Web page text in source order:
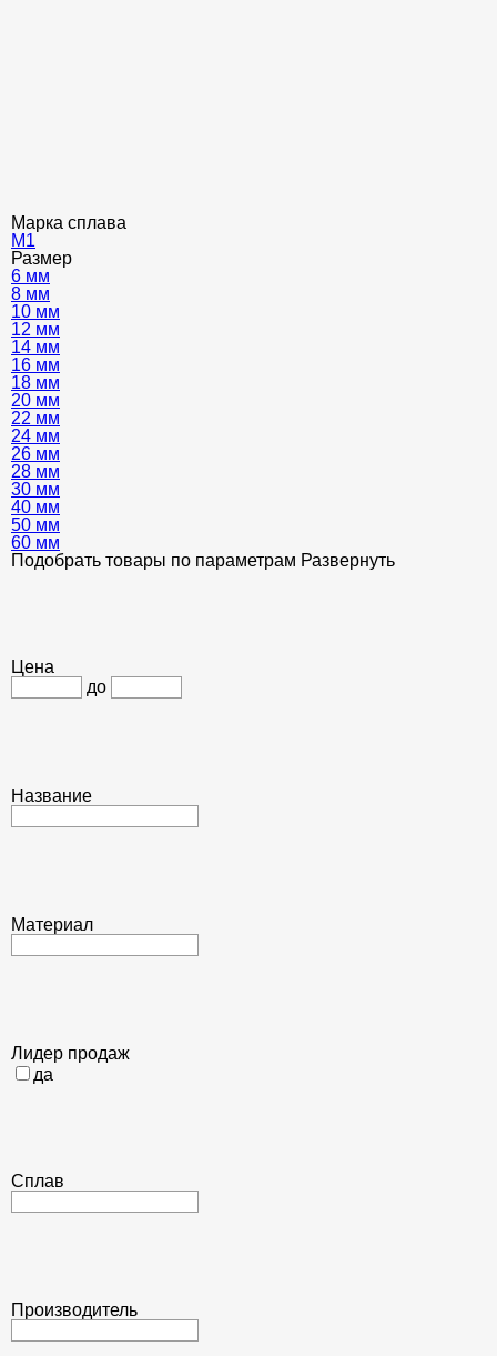
Марка сплава
М1
Размер
6 мм
8 мм
10 мм
12 мм
14 мм
16 мм
18 мм
20 мм
22 мм
24 мм
26 мм
28 мм
30 мм
40 мм
50 мм
60 мм
Подобрать товары по параметрам Развернуть
Цена
до
Название
Материал
Лидер продаж
да
Сплав
Производитель